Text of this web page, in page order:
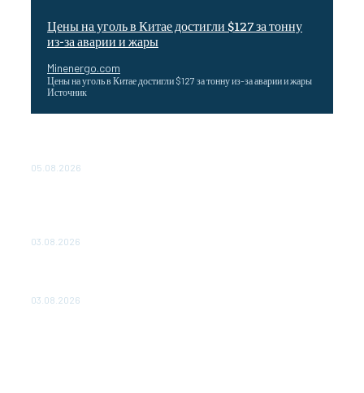
Цены на уголь в Китае достигли $127 за тонну
из-за аварии и жары
Minenergo.com
Цены на уголь в Китае достигли $127 за тонну из-за аварии и жары
Источник
05.08.2026
03.08.2026
03.08.2026